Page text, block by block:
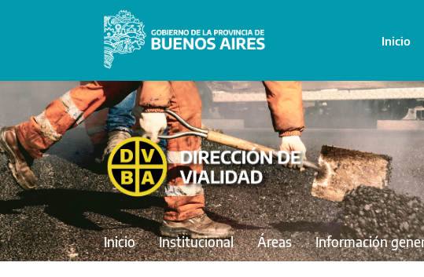
Inicio
Inicio Institucional Áreas Información